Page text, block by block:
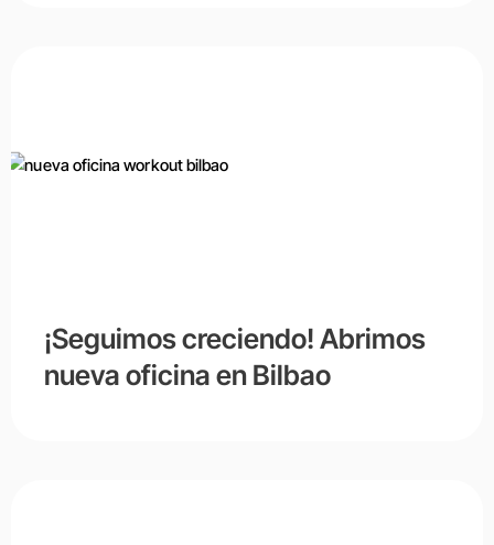
¡Seguimos creciendo! Abrimos
nueva oficina en Bilbao